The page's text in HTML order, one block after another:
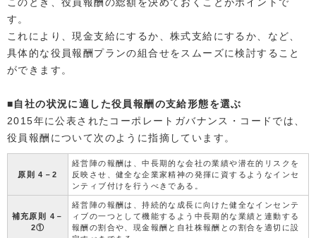
す。
これにより、現金支給にするか、株式支給にするか、など、
具体的な役員報酬プランの組合せをスムーズに検討すること
ができます。
■自社の状況に適した役員報酬の支給形態を選ぶ
2015年に公表されたコーポレートガバナンス・コードでは、
役員報酬について次のように指摘しています。
原則 4－2
経営陣の報酬は、中長期的な会社の業績や潜在的リスクを
反映させ、健全な企業家精神の発揮に資するようなインセ
ンティブ付けを行うべきである。
補充原則 4－
2①
経営陣の報酬は、持続的な成長に向けた健全なインセンテ
ィブの一つとして機能するよう中長期的な業績と連動する
報酬の割合や、現金報酬と自社株報酬との割合を適切に設